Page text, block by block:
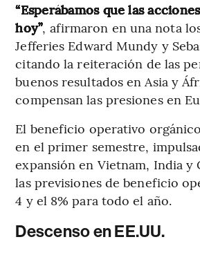
“Esperábamos que las
hoy”, afirmaron en una nota
Jefferies Edward Mundy y
citando la reiteración de las
buenos resultados en Asia y
compensan las presiones en
El beneficio operativo
en el primer semestre,
expansión en Vietnam, India y
las previsiones de beneficio
4 y el 8% para todo el año.
Descenso en EE.UU.